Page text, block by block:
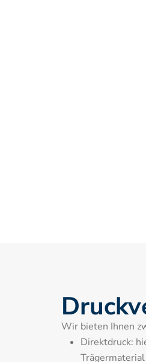
Wir bieten Ihnen
Direktdruck: